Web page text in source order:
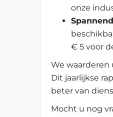
onze
€ 5 voor
We waarderen
Dit jaarlijkse
beter van
Mocht u nog